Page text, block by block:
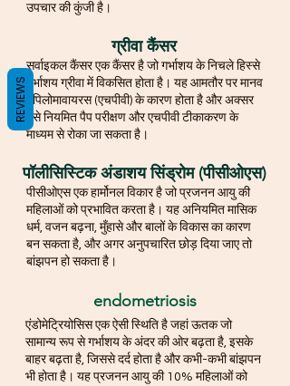
उपचार की कुंजी है।
ग्रीवा कैंसर
सर्वाइकल कैंसर एक कैंसर है जो गर्भाशय के निचले हिस्से
गर्भाशय ग्रीवा में विकसित होता है। यह आमतौर पर मानव
पेपिलोमावायरस (एचपीवी) के कारण होता है और अक्सर
इसे नियमित पैप परीक्षण और एचपीवी टीकाकरण के
माध्यम से रोका जा सकता है।
पॉलीसिस्टिक अंडाशय सिंड्रोम (पीसीओएस)
पीसीओएस एक हार्मोनल विकार है जो प्रजनन आयु की
महिलाओं को प्रभावित करता है। यह अनियमित मासिक
धर्म, वजन बढ़ना, मुँहासे और बालों के विकास का कारण
बन सकता है, और अगर अनुपचारित छोड़ दिया जाए तो
बांझपन हो सकता है।
endometriosis
एंडोमेट्रियोसिस एक ऐसी स्थिति है जहां ऊतक जो
सामान्य रूप से गर्भाशय के अंदर की ओर बढ़ता है, इसके
बाहर बढ़ता है, जिससे दर्द होता है और कभी-कभी बांझपन
भी होता है। यह प्रजनन आयु की 10% महिलाओं को
REVIEWS